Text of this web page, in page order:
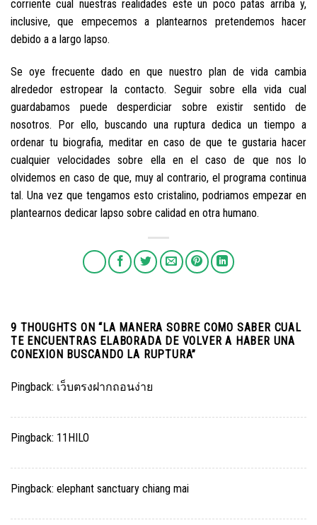
corriente cual nuestras realidades este un poco patas arriba y,
inclusive, que empecemos a plantearnos pretendemos hacer
debido a a largo lapso.
Se oye frecuente dado en que nuestro plan de vida cambia
alrededor estropear la contacto. Seguir sobre ella vida cual
guardabamos puede desperdiciar sobre existir sentido de
nosotros. Por ello, buscando una ruptura dedica un tiempo a
ordenar tu biografia, meditar en caso de que te gustaria hacer
cualquier velocidades sobre ella en el caso de que nos lo
olvidemos en caso de que, muy al contrario, el programa continua
tal. Una vez que tengamos esto cristalino, podriamos empezar en
plantearnos dedicar lapso sobre calidad en otra humano.
9 THOUGHTS ON “LA MANERA SOBRE COMO SABER CUAL
TE ENCUENTRAS ELABORADA DE VOLVER A HABER UNA
CONEXION BUSCANDO LA RUPTURA”
Pingback: เว็บตรงฝากถอนง่าย
Pingback: 11HILO
Pingback: elephant sanctuary chiang mai